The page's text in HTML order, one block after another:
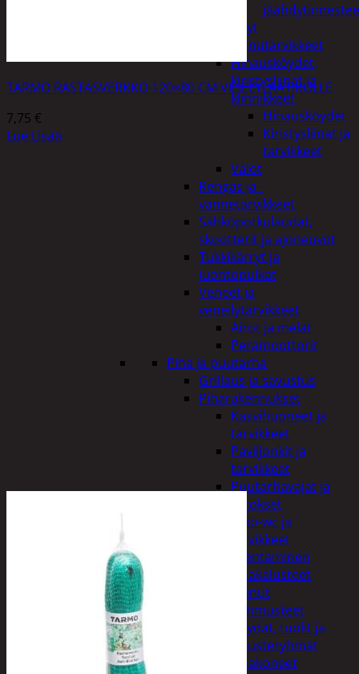
Öljyt
Perävaunutarvikkeet
Hinausköydet,
kiristysliinat ja
kiinnikkeet
Hinausköydet
Kiristysliinat ja
tarvikkeet
Valot
Rengas ja -
vannetarvikkeet
Sähköpotkulaudat,
skootterit ja ajoneuvot
Tukkikärryt ja
juontopulkat
Veneet ja
veneilytarvikkeet
Airot ja melat
Perämoottorit
Piha ja puutarha
Grillaus ja savustus
Piharakennukset
Kasvihuoneet ja
tarvikkeet
Paviljonkit ja
tarvikkeet
Puutarhavajat ja
katokset
Ulko-wc ja
tarvikkeet
Piharakentaminen
Puutarhakalusteet
Keinut
Pehmusteet
Pöydät, tuolit ja
kalusteryhmät
Puutarhakoneet
TARMO RASTASVERKKO 120×80 CM VILJELYLAATIKOLLE
7,75 €
Lue Lisää